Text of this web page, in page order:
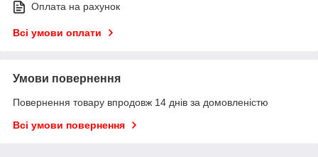
Оплата на рахунок
Всі умови оплати
Умови повернення
Повернення товару впродовж 14 днів за домовленістю
Всі умови повернення